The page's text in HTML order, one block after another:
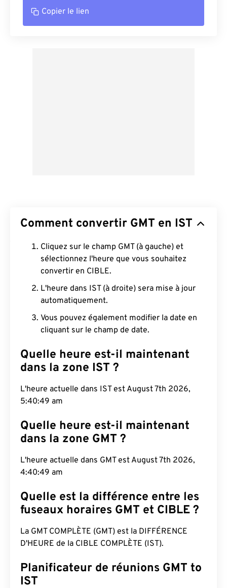
Copier le lien
Comment convertir GMT en IST
Cliquez sur le champ GMT (à gauche) et
sélectionnez l'heure que vous souhaitez
convertir en CIBLE.
L'heure dans IST (à droite) sera mise à jour
automatiquement.
Vous pouvez également modifier la date en
cliquant sur le champ de date.
Quelle heure est-il maintenant
dans la zone IST ?
L'heure actuelle dans IST est August 7th 2026,
5:40:50 am
Quelle heure est-il maintenant
dans la zone GMT ?
L'heure actuelle dans GMT est August 7th 2026,
4:40:50 am
Quelle est la différence entre les
fuseaux horaires GMT et CIBLE ?
La GMT COMPLÈTE (GMT) est la DIFFÉRENCE
D'HEURE de la CIBLE COMPLÈTE (IST).
Planificateur de réunions GMT to
IST